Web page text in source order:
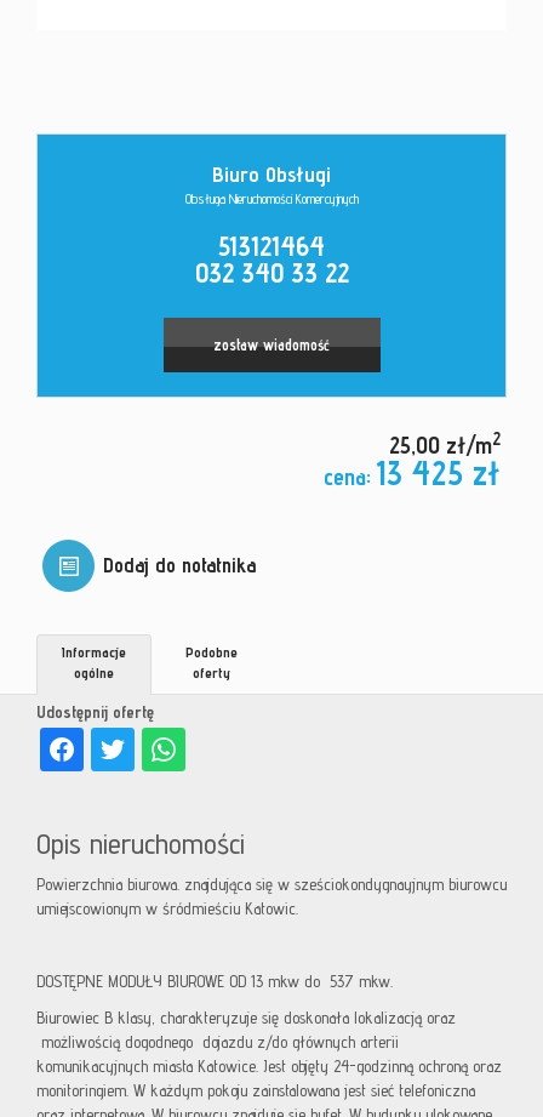
Leaflet|©
Biuro Obsługi
Obsługa Nieruchomości Komercyjnych
513121464
032 340 33 22
zostaw wiadomość
25,00 zł/m2
cena: 13 425 zł
Dodaj do notatnika
Udostępnij ofertę
Informacje
ogólne
Podobne
oferty
Opis nieruchomości
Powierzchnia biurowa. znajdująca się w sześciokondygnayjnym biurowcu
umiejscowionym w śródmieściu Katowic.
DOSTĘPNE MODUŁY BIUROWE OD 13 mkw do 537 mkw.
Biurowiec B klasy, charakteryzuje się doskonała lokalizacją oraz
możliwością dogodnego dojazdu z/do głównych arterii
komunikacyjnych miasta Katowice. Jest objęty 24-godzinną ochroną oraz
monitoringiem. W każdym pokoju zainstalowana jest sieć telefoniczna